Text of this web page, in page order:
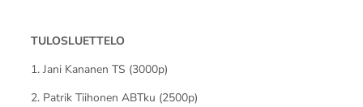
TULOSLUETTELO
1. Jani Kananen TS (3000p)
2. Patrik Tiihonen ABTku (2500p)